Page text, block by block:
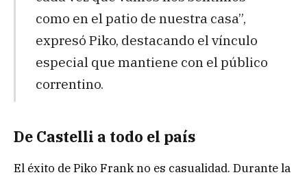
como en el patio de nuestra casa”,
expresó Piko, destacando el vínculo
especial que mantiene con el público
correntino.
De Castelli a todo el país
El éxito de Piko Frank no es casualidad. Durante la